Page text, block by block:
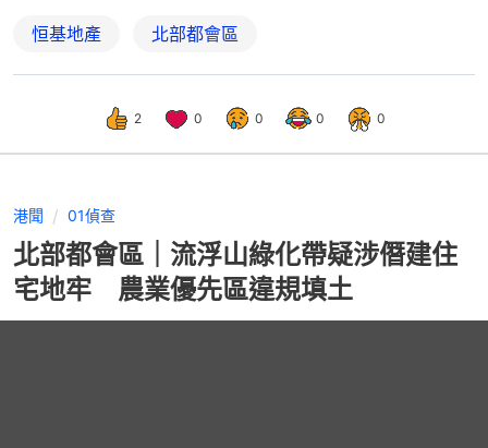
恒基地產 北部都會區
2 0 0 0 0
港聞 01偵查
北部都會區｜流浮山綠化帶疑涉僭建住
宅地牢 農業優先區違規填土